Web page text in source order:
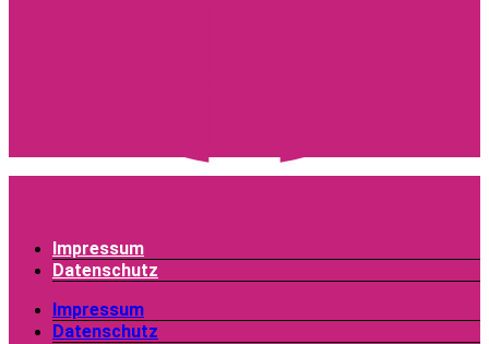
Impressum
Datenschutz
Impressum
Datenschutz